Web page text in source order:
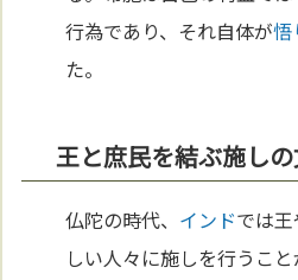
行為であり、それ自体が悟
た。
王と庶民を結ぶ施し
仏陀の時代、 インドでは
しい人々に施しを行うこ